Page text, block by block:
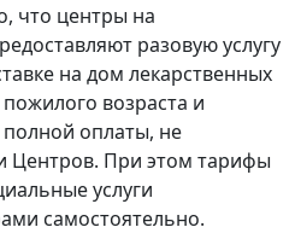
что центры на
разовую услугу
на дом лекарственных
возраста и
оплаты, не
Центров. При этом тарифы
услуги
самостоятельно.